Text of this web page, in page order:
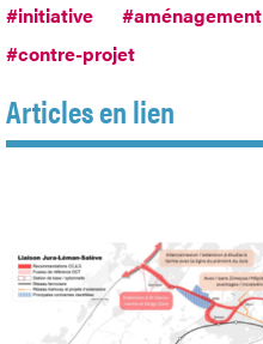
#initiative #aménagement
#contre-projet
Articles en lien